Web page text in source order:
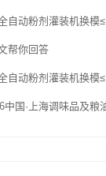
自动粉剂灌装机换模
帮你回答
自动粉剂灌装机换模
中国·上海调味品及粮